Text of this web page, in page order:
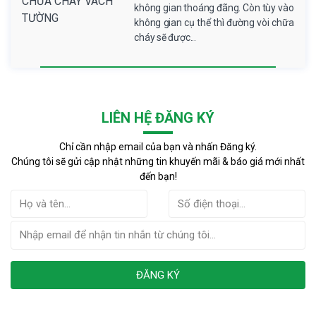
không gian thoáng đãng. Còn tùy vào
không gian cụ thể thì đường vòi chữa
cháy sẽ được...
LIÊN HỆ ĐĂNG KÝ
Chỉ cần nhập email của bạn và nhấn Đăng ký.
Chúng tôi sẽ gửi cập nhật những tin khuyến mãi & báo giá mới nhất
đến bạn!
ĐĂNG KÝ